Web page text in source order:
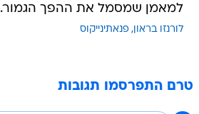
למאמן שמסמל את ההפך הגמור.
לורנזו בראון פנאתינייקוס
טרם התפרסמו תגובות